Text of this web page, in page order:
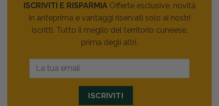
ISCRIVITI E RISPARMIA Offerte esclusive, novità
in anteprima e vantaggi riservati solo ai nostri
iscritti. Tutto il meglio del territorio cuneese,
prima degli altri.
ISCRIVITI